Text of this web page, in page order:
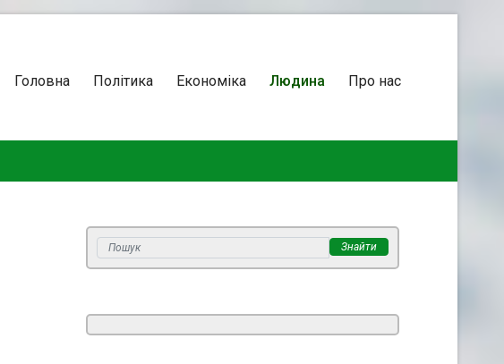
Головна Політика Економіка Людина Про нас
Знайти